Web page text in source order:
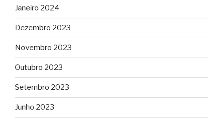
Janeiro 2024
Dezembro 2023
Novembro 2023
Outubro 2023
Setembro 2023
Junho 2023